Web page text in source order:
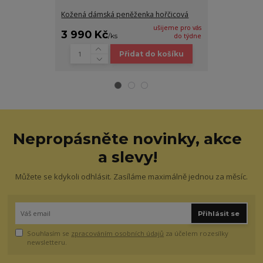
Kožená dámská peněženka hořčicová
3 990 Kč/ks
ušijeme pro vás
do týdne
Přidat do košíku
Nepropásněte novinky, akce
a slevy!
Můžete se kdykoli odhlásit. Zasíláme maximálně jednou za měsíc.
Přihlásit se
Souhlasím se zpracováním osobních údajů za účelem rozesílky
newsletteru.